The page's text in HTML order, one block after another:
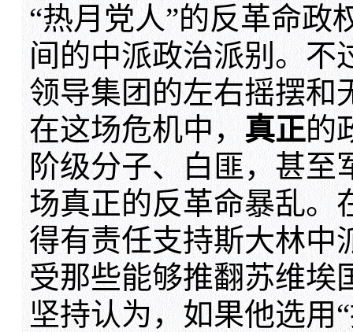
“热月党人”的反革命政
间的中派政治派别。不
领导集团的左右摇摆和
在这场危机中， 真正的
阶级分子、白匪，甚至
场真正的反革命暴乱。
得有责任支持斯大林中
受那些能够推翻苏维埃
坚持认为，如果他选用